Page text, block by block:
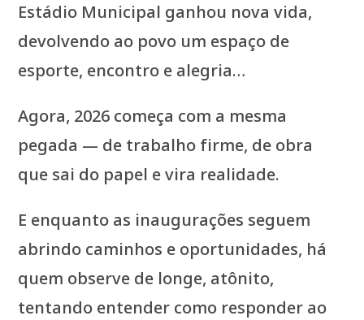
Estádio Municipal ganhou nova vida,
devolvendo ao povo um espaço de
esporte, encontro e alegria…
Agora, 2026 começa com a mesma
pegada — de trabalho firme, de obra
que sai do papel e vira realidade.
E enquanto as inaugurações seguem
abrindo caminhos e oportunidades, há
quem observe de longe, atônito,
tentando entender como responder ao